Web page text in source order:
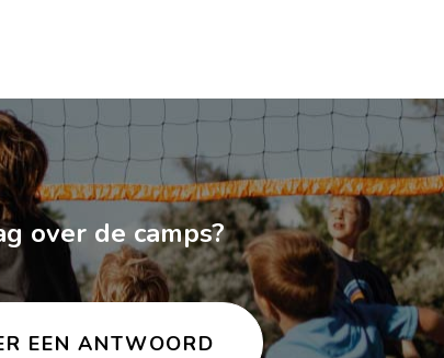
over de camps?
EEN ANTWOORD